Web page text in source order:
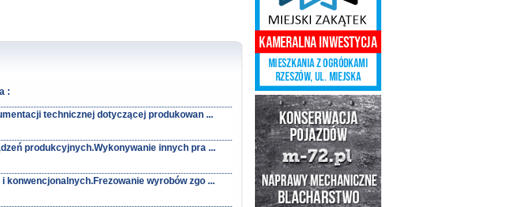
:
technicznej dotyczącej produkowan ...
produkcyjnych.Wykonywanie innych pra ...
konwencjonalnych.Frezowanie wyrobów zgo ...